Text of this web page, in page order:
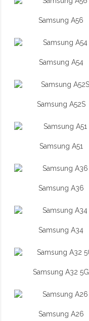
Samsung A56
Samsung A54
Samsung A52S
Samsung A51
Samsung A36
Samsung A34
Samsung A32 5G
Samsung A26